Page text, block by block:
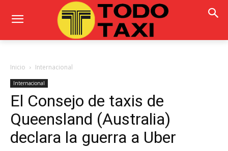
Inicio Internacional
Internacional
El Consejo de taxis de
Queensland (Australia)
declara la guerra a Uber